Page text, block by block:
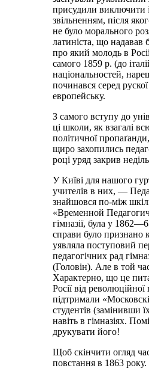
присудили виключити
звільненням, після
не було морального
латиніста, що надавав
про який молодь в
самого 1859 р. (до
національностей,
починався серед
европейську.
З самого вступу до
ці школи, як взагалі
політичної
щиро захопились
році уряд закрив
У Київі для нашого
учителів в них, —
знайшовся по-між
«Временной
гімназії, була у
справи було признано
уявляла поступовий
педагогічних рад
(Головін). Але в той
Характерно, що це
Росії від
підтримали
студентів (замінивши
навіть в гімназіях.
друкувати його!
Щоб скінчити огляд
повстання в 1863 року.